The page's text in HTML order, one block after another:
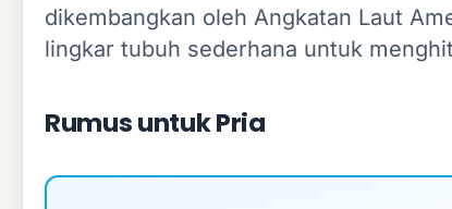
dikembangkan oleh Angkatan Laut
lingkar tubuh sederhana untuk
Rumus untuk Pria